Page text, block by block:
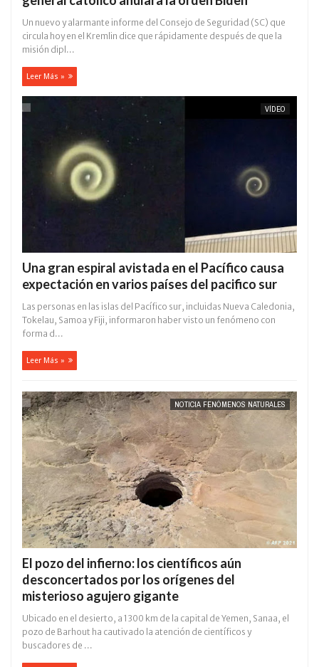
Un nuevo y alarmante informe del Consejo de Seguridad (SC) que
circula hoy en el Kremlin dice que rápidamente después de que la
misión dipl...
Leer Más »
VÍDEO
Una gran espiral avistada en el Pacífico causa
expectación en varios países del pacifico sur
Las personas en las islas del Pacífico sur, incluidas Nueva Caledonia,
Tokelau, Samoa y Fiji, informaron haber visto un fenómeno con
forma d...
Leer Más »
NOTICIA FENÓMENOS NATURALES
El pozo del infierno: los científicos aún
desconcertados por los orígenes del
misterioso agujero gigante
Ubicado en el desierto, a 1300 km de la capital de Yemen, Sanaa, el
pozo de Barhout ha cautivado la atención de científicos y
buscadores de ...